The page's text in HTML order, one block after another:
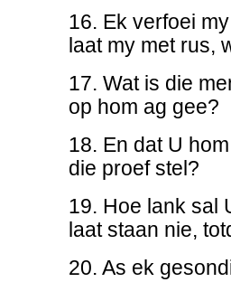
16. Ek verfoei
laat my met rus,
17. Wat is die
op hom ag gee?
18. En dat U
die proef stel?
19. Hoe lank sal
laat staan nie,
20. As ek